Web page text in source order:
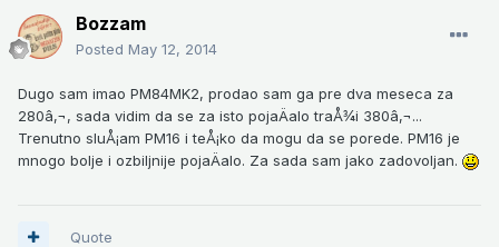
Bozzam
Posted May 12, 2014
Dugo sam imao PM84MK2, prodao sam ga pre dva meseca za
280â‚¬, sada vidim da se za isto pojaÄalo traÅ¾i 380â‚¬...
Trenutno sluÅ¡am PM16 i teÅ¡ko da mogu da se porede. PM16 je
mnogo bolje i ozbiljnije pojaÄalo. Za sada sam jako zadovoljan.
Quote